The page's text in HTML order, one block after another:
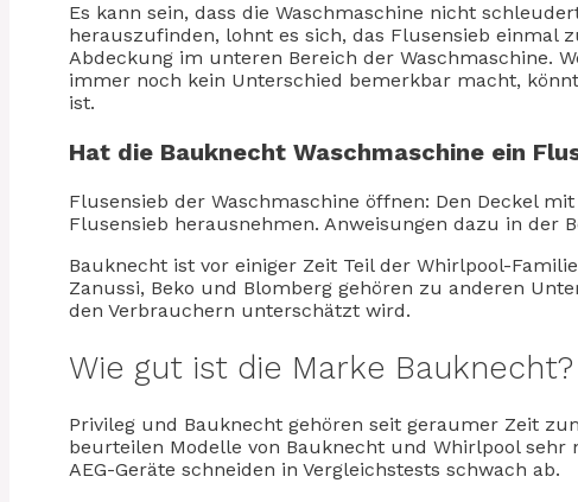
Es kann sein, dass die Waschmaschine nicht
herauszufinden, lohnt es sich, das Flusensieb einmal
Abdeckung im unteren Bereich der Waschmaschine.
immer noch kein Unterschied bemerkbar macht,
ist.
Hat die Bauknecht Waschmaschine ein
Flusensieb der Waschmaschine öffnen: Den Deckel
Flusensieb herausnehmen. Anweisungen dazu in der
Bauknecht ist vor einiger Zeit Teil der Whirlpool-
Zanussi, Beko und Blomberg gehören zu anderen
den Verbrauchern unterschätzt wird.
Wie gut ist die Marke Bauknecht?
Privileg und Bauknecht gehören seit geraumer Zeit
beurteilen Modelle von Bauknecht und Whirlpool
AEG-Geräte schneiden in Vergleichstests schwach ab.